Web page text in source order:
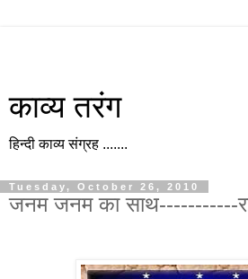
काव्य तरंग
हिन्दी काव्य संग्रह .......
Tuesday, October 26, 2010
जनम जनम का साथ-----------